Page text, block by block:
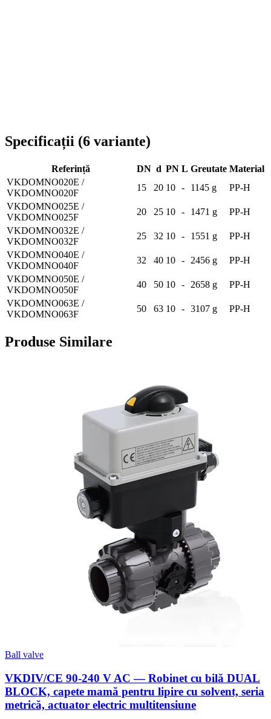
Specificații (6 variante)
Referință DN d PN L Greutate Material
VKDOMNO020E /
VKDOMNO020F
15 20 10 - 1145 g
PP-H
VKDOMNO025E /
VKDOMNO025F
20 25 10 - 1471 g
PP-H
VKDOMNO032E /
VKDOMNO032F
25 32 10 - 1551 g
PP-H
VKDOMNO040E /
VKDOMNO040F
32 40 10 - 2456 g
PP-H
VKDOMNO050E /
VKDOMNO050F
40 50 10 - 2658 g
PP-H
VKDOMNO063E /
VKDOMNO063F
50 63 10 - 3107 g PP-H
Produse Similare
Ball valve
VKDIV/CE 90-240 V AC — Robinet cu bilă DUAL
BLOCK, capete mamă pentru lipire cu solvent, seria
metrică, actuator electric multitensiune